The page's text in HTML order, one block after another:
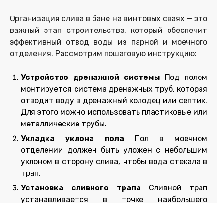
Организация слива в бане на винтовых сваях — это
важный этап строительства, который обеспечит
эффективный отвод воды из парной и моечного
отделения. Рассмотрим пошаговую инструкцию:
Устройство дренажной системы Под полом
монтируется система дренажных труб, которая
отводит воду в дренажный колодец или септик.
Для этого можно использовать пластиковые или
металлические трубы.
Укладка уклона пола Пол в моечном
отделении должен быть уложен с небольшим
уклоном в сторону слива, чтобы вода стекала в
трап.
Установка сливного трапа Сливной трап
устанавливается в точке наибольшего